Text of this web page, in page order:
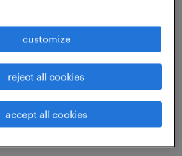
、仕分け・ピッキング・梱包、入
customize
reject all cookies
accept all cookies